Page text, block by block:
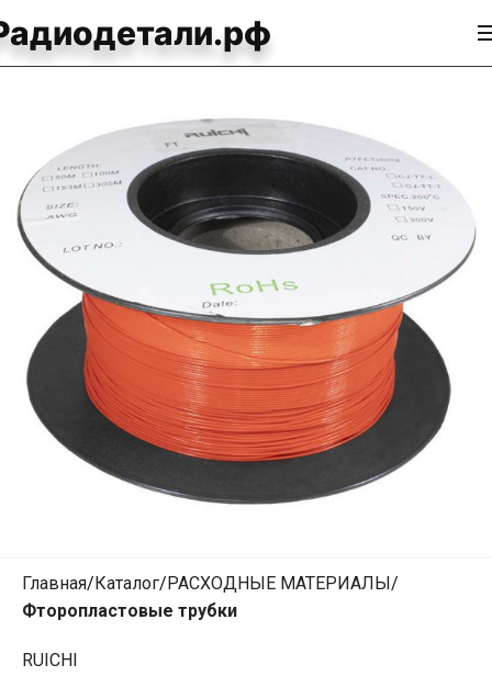
Главная Каталог РАСХОДНЫЕ МАТЕРИАЛЫ
Фторопластовые трубки
RUICHI